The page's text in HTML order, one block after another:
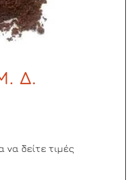
Δ.
να δείτε τιμές